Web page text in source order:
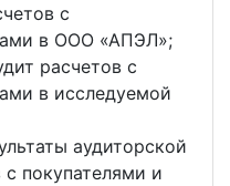
с
в ООО «АПЭЛ»;
расчетов с
в исследуемой
аудиторской
покупателями и